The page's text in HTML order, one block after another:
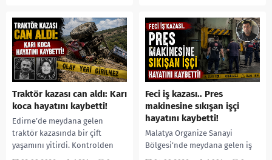
kadın kıyafetleri giydirdiği,
özür videosu çektirip...
salgında vaka sayısının 20 bini
aştığı belirtilirken, sağlık...
Traktör kazası can aldı: Karı
koca hayatını kaybetti!
Edirne’de meydana gelen
traktör kazasında bir çift
yaşamını yitirdi. Kontrolden
çıkarak devrilen traktörün
Feci iş kazası.. Pres
makinesine sıkışan işçi
hayatını kaybetti!
Malatya Organize Sanayi
Bölgesi’nde meydana gelen iş
kazasında, pres makinesine